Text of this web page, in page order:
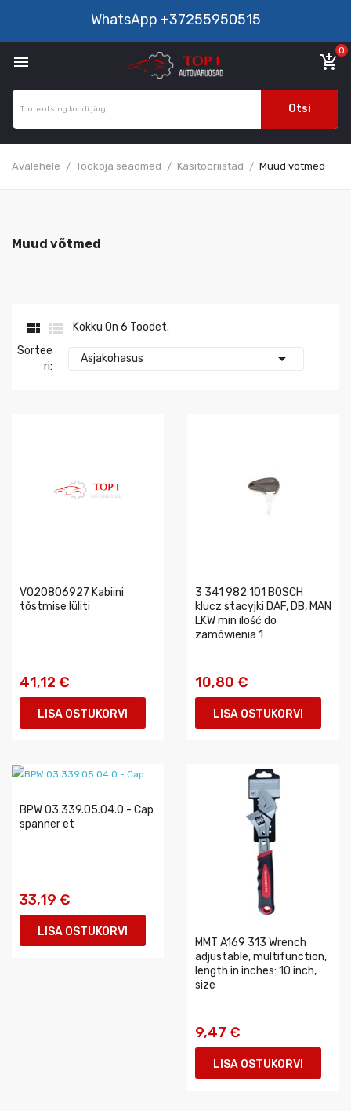
WhatsApp +37255950515
 add_shopping_cart
0
Otsi
Avalehele Töökoja seadmed Käsitööriistad Muud võtmed
Muud võtmed
 
Kokku On 6 Toodet.
Sortee
Ri:
Asjakohasus 
VO20806927 Kabiini
tõstmise lüliti
41,12 €
LISA OSTUKORVI
3 341 982 101 BOSCH
klucz stacyjki DAF, DB, MAN
LKW min ilość do
zamówienia 1
10,80 €
LISA OSTUKORVI
BPW 03.339.05.04.0 - Cap
spanner et
33,19 €
LISA OSTUKORVI
MMT A169 313 Wrench
adjustable, multifunction,
length in inches: 10 inch,
size
9,47 €
LISA OSTUKORVI